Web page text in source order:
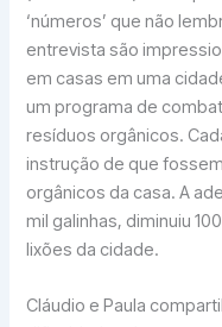
‘números’ que não
entrevista são
em casas em uma
um programa de
resíduos orgânicos.
instrução de que
orgânicos da casa. A
mil galinhas, diminuiu
lixões da cidade.
Cláudio e Paula